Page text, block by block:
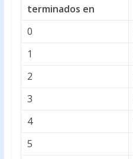
terminados en
0
1
2
3
4
5